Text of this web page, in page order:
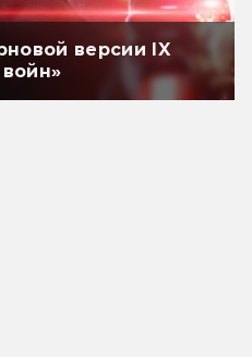
версии IX